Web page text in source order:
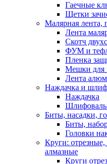
Гаечные
Щетки
Малярная лента,
Лента
Скотч
ФУМ и
Пленка
Мешки для
Лента
Наждачка и
Наждачка
Биты, насадки,
Биты,
Головки
Круги:
алмазные
Круги